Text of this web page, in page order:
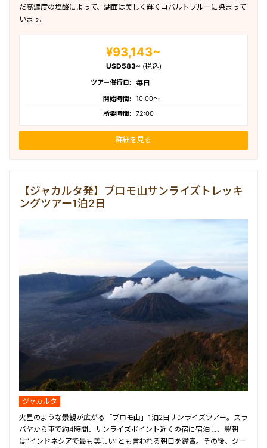
だ高濃度の塩酸によって、湖面は美しく輝くコバルトブルーに染まって
います。
¥93,143~
USD583~ (税込)
ツアー催行日: 毎日
開始時間: 10:00〜
所要時間: 72:00
詳細を見る
【ジャカルタ発】ブロモ山サンライズトレッキ
ングツアー1泊2日
ジャカルタ
火星のような景観が広がる「ブロモ山」1泊2日サンライズツアー。スラ
バヤから車で約4時間、サンライズポイント近くの宿に宿泊し、翌朝
は“インドネシアで最も美しい”とも言われる朝日を鑑賞。その後、ジー